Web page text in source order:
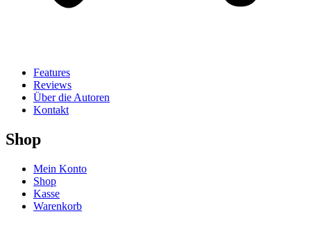
Features
Reviews
Über die Autoren
Kontakt
Shop
Mein Konto
Shop
Kasse
Warenkorb